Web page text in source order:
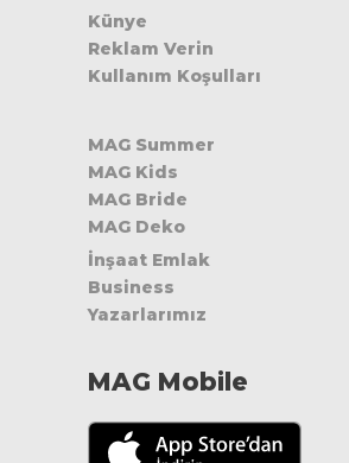
Künye
Reklam Verin
Kullanım Koşulları
MAG Summer
MAG Kids
MAG Bride
MAG Deko
İnşaat Emlak
Business
Yazarlarımız
MAG Mobile